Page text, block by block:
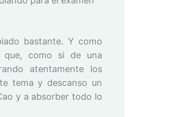
bastante. Y como
que, como si de una
atentamente los
tema y descanso un
y a absorber todo lo